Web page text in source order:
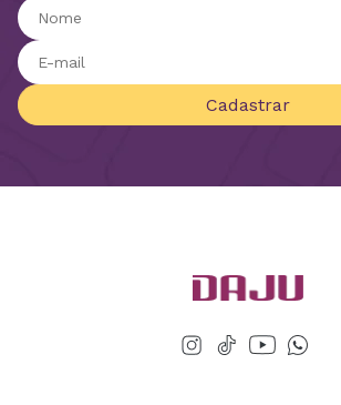
Cadastrar